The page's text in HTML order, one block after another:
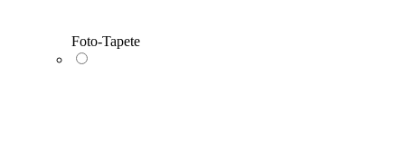
Foto-Tapete